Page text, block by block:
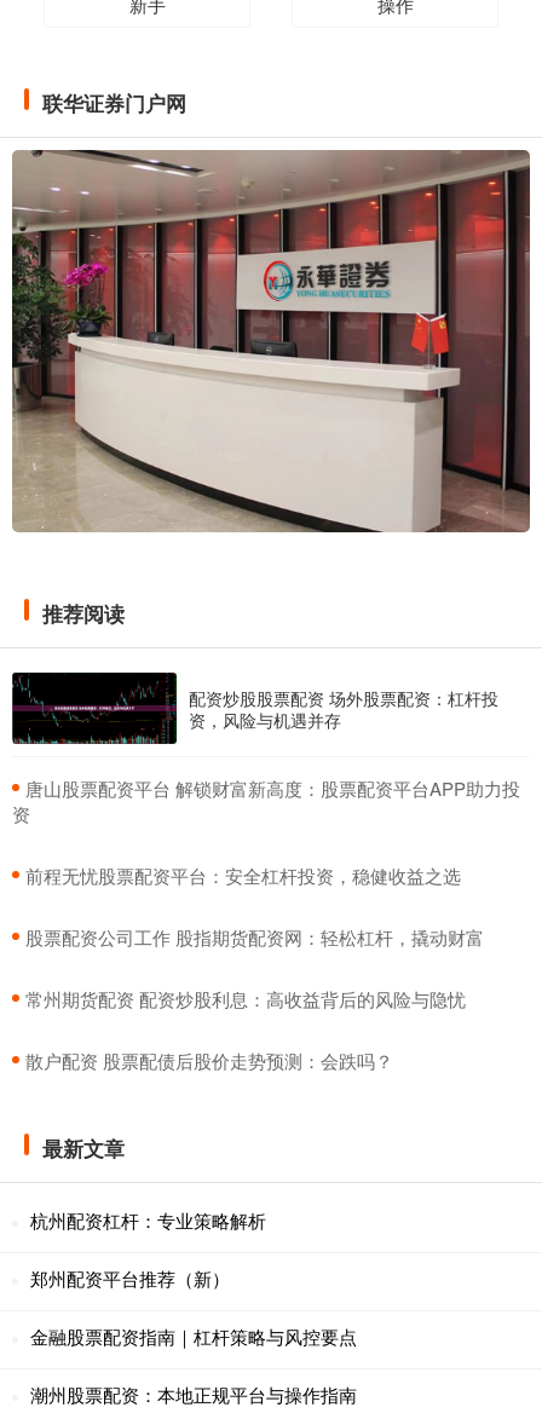
联华证券门户网
推荐阅读
配资炒股股票配资 场外股票配资：杠杆投
资，风险与机遇并存
​唐山股票配资平台 解锁财富新高度：股票配资平台APP助力投
资
​前程无忧股票配资平台：安全杠杆投资，稳健收益之选
​股票配资公司工作 股指期货配资网：轻松杠杆，撬动财富
​常州期货配资 配资炒股利息：高收益背后的风险与隐忧
​散户配资 股票配债后股价走势预测：会跌吗？
最新文章
杭州配资杠杆：专业策略解析
郑州配资平台推荐（新）
金融股票配资指南｜杠杆策略与风控要点
潮州股票配资：本地正规平台与操作指南